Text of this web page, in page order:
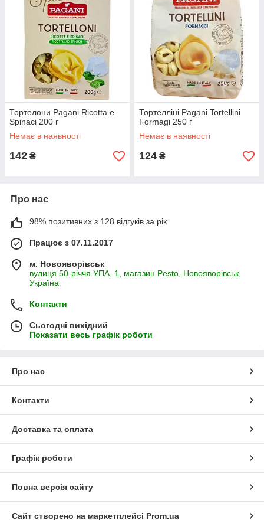
Тортелони Pagani Ricotta e
Spinaci 200 г
Немає в наявності
142 ₴
Тортелліні Pagani Tortellini
Formagi 250 г
Немає в наявності
124 ₴
Про нас
98% позитивних з 128 відгуків за рік
Працює з 07.11.2017
м. Новояворівськ
вулиця 50-річчя УПА, 1, магазин Pesto, Новояворівськ,
Україна
Контакти
Сьогодні вихідний
Показати весь графік роботи
Про нас
Контакти
Доставка та оплата
Графік роботи
Повна версія сайту
Сайт створено на маркетплейсі Prom.ua